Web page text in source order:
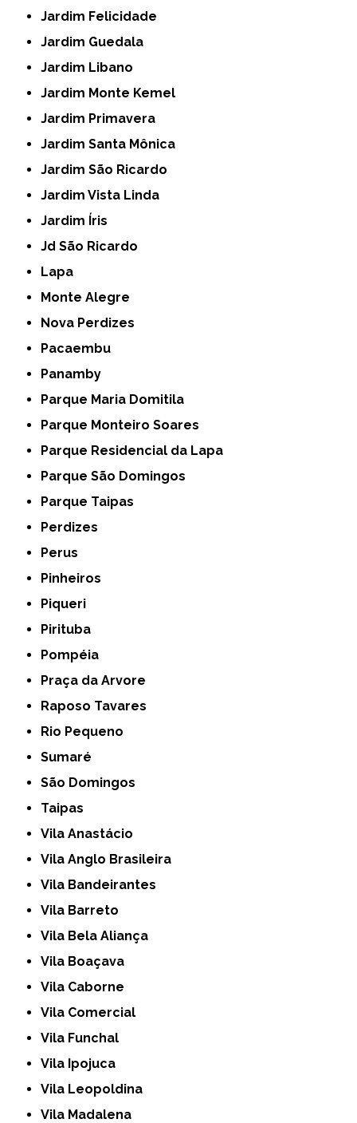
Jardim Felicidade
Jardim Guedala
Jardim Libano
Jardim Monte Kemel
Jardim Primavera
Jardim Santa Mônica
Jardim São Ricardo
Jardim Vista Linda
Jardim Íris
Jd São Ricardo
Lapa
Monte Alegre
Nova Perdizes
Pacaembu
Panamby
Parque Maria Domitila
Parque Monteiro Soares
Parque Residencial da Lapa
Parque São Domingos
Parque Taipas
Perdizes
Perus
Pinheiros
Piqueri
Pirituba
Pompéia
Praça da Arvore
Raposo Tavares
Rio Pequeno
Sumaré
São Domingos
Taipas
Vila Anastácio
Vila Anglo Brasileira
Vila Bandeirantes
Vila Barreto
Vila Bela Aliança
Vila Boaçava
Vila Caborne
Vila Comercial
Vila Funchal
Vila Ipojuca
Vila Leopoldina
Vila Madalena